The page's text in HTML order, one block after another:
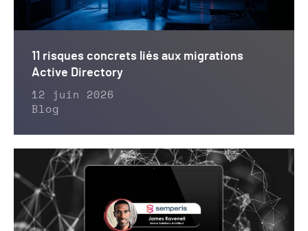
11 risques concrets liés aux migrations
Active Directory
12 juin 2026
Blog